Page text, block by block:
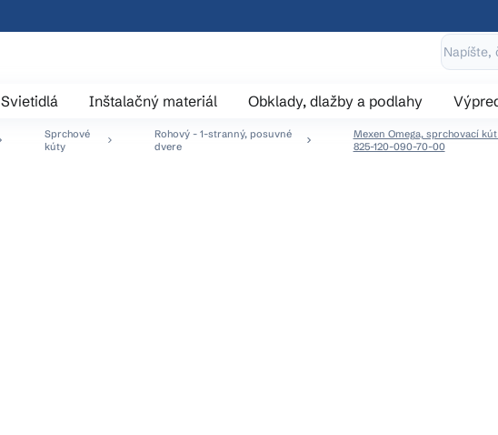
Svietidlá Inštalačný materiál Obklady, dlažby a podlahy
Sprchové
kúty
Rohový - 1-stranný, posuvné
dvere
Mexen Omega, sprchovací
825-120-090-70-00